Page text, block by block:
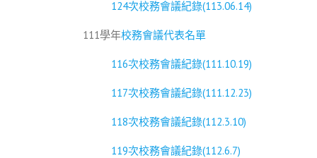
124次校務會議紀錄(113.06.14)
111學年校務會議代表名單
116次校務會議紀錄(111.10.19)
117次校務會議紀錄(111.12.23)
118次校務會議紀錄(112.3.10)
119次校務會議紀錄(112.6.7)